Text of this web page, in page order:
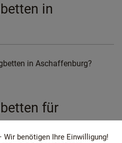
in
in Aschaffenburg?
für
benötigen Ihre Einwilligung!